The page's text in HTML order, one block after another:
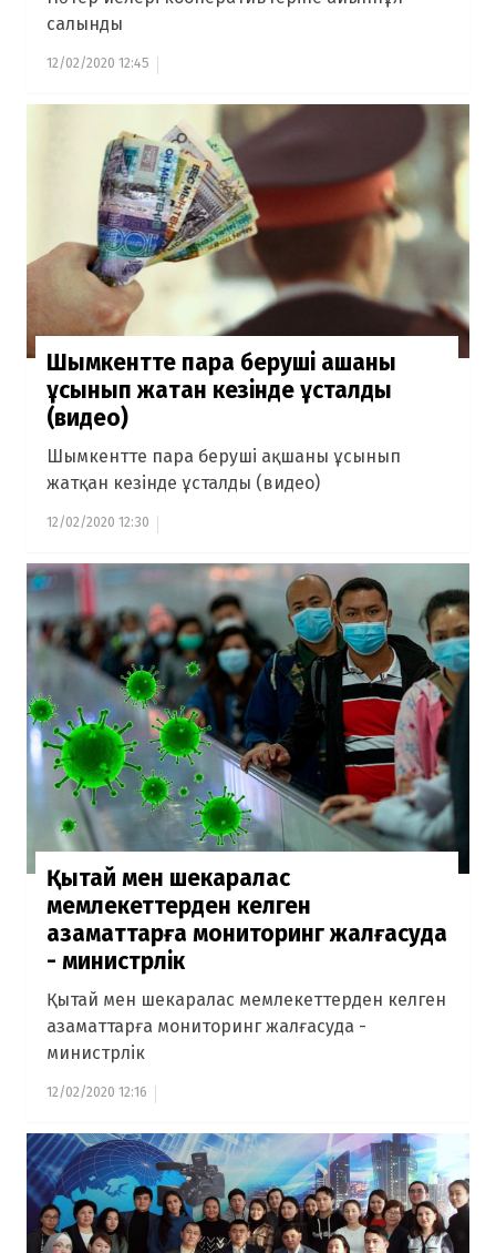
салынды
12/02/2020 12:45
Шымкентте пара беруші ақшаны
ұсынып жатқан кезінде ұсталды
(видео)
Шымкентте пара беруші ақшаны ұсынып
жатқан кезінде ұсталды (видео)
12/02/2020 12:30
Қытай мен шекаралас
мемлекеттерден келген
азаматтарға мониторинг жалғасуда
- министрлік
Қытай мен шекаралас мемлекеттерден келген
азаматтарға мониторинг жалғасуда -
министрлік
12/02/2020 12:16